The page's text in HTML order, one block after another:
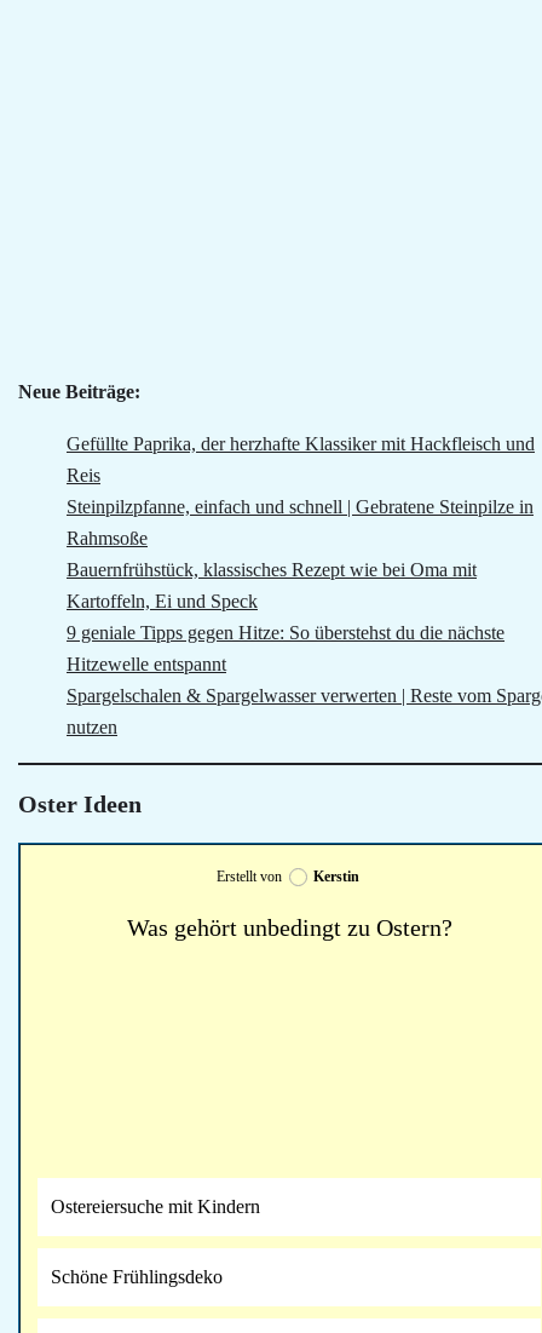
Neue Beiträge:
Gefüllte Paprika, der herzhafte Klassiker mit Hackfleisch und
Reis
Steinpilzpfanne, einfach und schnell | Gebratene Steinpilze in
Rahmsoße
Bauernfrühstück, klassisches Rezept wie bei Oma mit
Kartoffeln, Ei und Speck
9 geniale Tipps gegen Hitze: So überstehst du die nächste
Hitzewelle entspannt
Spargelschalen & Spargelwasser verwerten | Reste vom
nutzen
Oster Ideen
Erstellt von Kerstin
Was gehört unbedingt zu Ostern?
Ostereiersuche mit Kindern
Schöne Frühlingsdeko